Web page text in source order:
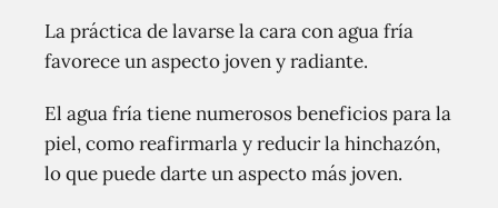
La práctica de lavarse la cara con agua fría
favorece un aspecto joven y radiante.
El agua fría tiene numerosos beneficios para la
piel, como reafirmarla y reducir la hinchazón,
lo que puede darte un aspecto más joven.